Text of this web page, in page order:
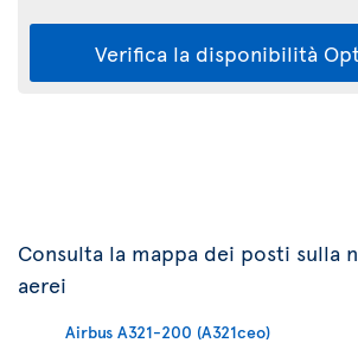
Verifica la disponibilità
Consulta la mappa dei posti sulla
aerei
Airbus A321-200 (A321ceo)